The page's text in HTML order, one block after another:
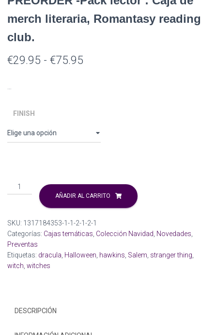
merch literaria, Romantasy reading
club.
€29.95 - €75.95
€29.95
FINISH
PREORDER
-
:
Caja
de
merch
literaria,
cantidad
AÑADIR AL CARRITO
SKU: 1317184353-1-1-2-1-2-1
Categorías: Cajas temáticas Colección Navidad Novedades
Preventas
Etiquetas: dracula Halloween hawkins Salem stranger thing
witch witches
DESCRIPCIÓN